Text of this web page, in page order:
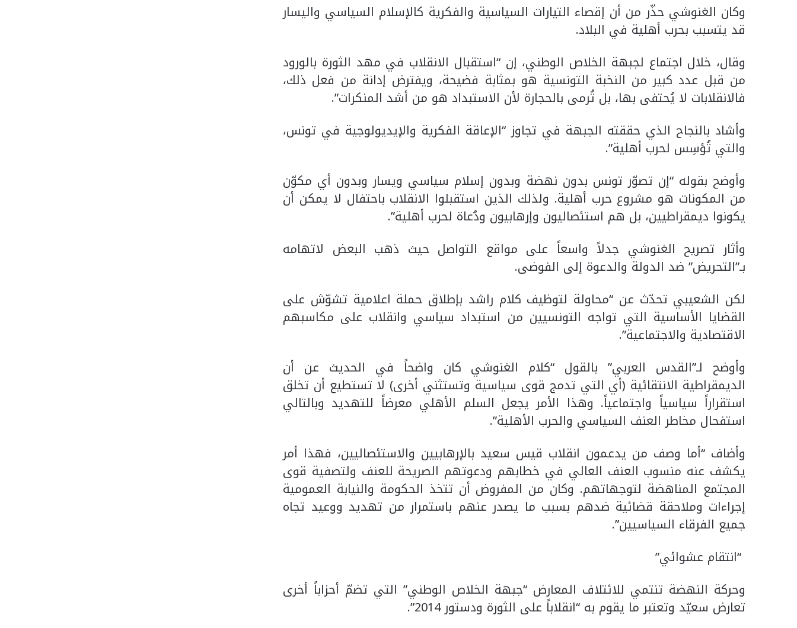
وكان الغنوشي حذّر من أن إقصاء التيارات السياسية والفكرية كالإسلام السياسي واليسار
قد يتسبب بحرب أهلية في البلاد.
وقال، خلال اجتماع لجبهة الخلاص الوطني، إن “استقبال الانقلاب في مهد الثورة بالورود
من قبل عدد كبير من النخبة التونسية هو بمثابة فضيحة، ويفترض إدانة من فعل ذلك،
فالانقلابات لا يُحتفى بها، بل تُرمى بالحجارة لأن الاستبداد هو من أشد المنكرات”.
وأشاد بالنجاح الذي حققته الجبهة في تجاوز “الإعاقة الفكرية والإيديولوجية في تونس،
والتي تُؤسِس لحرب أهلية”.
وأوضح بقوله “إن تصوّر تونس بدون نهضة وبدون إسلام سياسي ويسار وبدون أي مكوّن
من المكونات هو مشروع حرب أهلية. ولذلك الذين استقبلوا الانقلاب باحتفال لا يمكن أن
يكونوا ديمقراطيين، بل هم استئصاليون وإرهابيون ودُعاة لحرب أهلية”.
وأثار تصريح الغنوشي جدلاً واسعاً على مواقع التواصل حيث ذهب البعض لاتهامه
بـ”التحريض” ضد الدولة والدعوة إلى الفوضى.
لكن الشعيبي تحدّث عن “محاولة لتوظيف كلام راشد بإطلاق حملة اعلامية تشوّش على
القضايا الأساسية التي تواجه التونسيين من استبداد سياسي وانقلاب على مكاسبهم
الاقتصادية والاجتماعية”.
وأوضح لـ”القدس العربي” بالقول “كلام الغنوشي كان واضحاً في الحديث عن أن
الديمقراطية الانتقائية (أي التي تدمج قوى سياسية وتستثني أخرى) لا تستطيع أن تخلق
استقراراً سياسياً واجتماعياً. وهذا الأمر يجعل السلم الأهلي معرضاً للتهديد وبالتالي
استفحال مخاطر العنف السياسي والحرب الأهلية”.
وأضاف “أما وصف من يدعمون انقلاب قيس سعيد بالإرهابيين والاستئصاليين، فهذا أمر
يكشف عنه منسوب العنف العالي في خطابهم ودعوتهم الصريحة للعنف ولتصفية قوى
المجتمع المناهضة لتوجهاتهم. وكان من المفروض أن تتخذ الحكومة والنيابة العمومية
إجراءات وملاحقة قضائية ضدهم بسبب ما يصدر عنهم باستمرار من تهديد ووعيد تجاه
جميع الفرقاء السياسيين”.
“انتقام عشوائي”
وحركة النهضة تنتمي للائتلاف المعارض “جبهة الخلاص الوطني” التي تضمّ أحزاباً أخرى
تعارض سعيّد وتعتبر ما يقوم به “انقلاباً على الثورة ودستور 2014”.